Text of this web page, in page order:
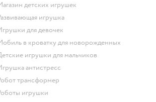
Магазин детских игрушек
Развивающая игрушка
Игрушки для девочек
Мобиль в кроватку для новорожденных
Детские игрушки для мальчиков
Игрушка антистресс
Робот трансформер
Роботы игрушки